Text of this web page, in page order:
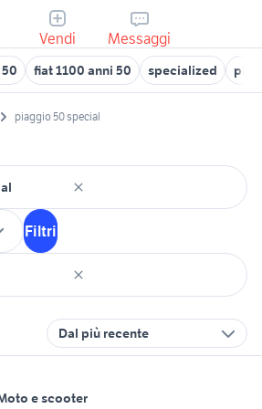
Vendi Messaggi
fiat 1100 anni 50 specialized
piaggio 50 special
Filtri
Dal più recente
e scooter